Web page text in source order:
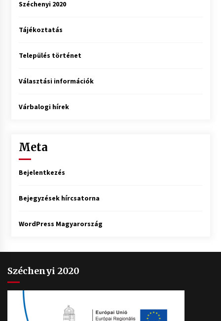
Széchenyi 2020
Tájékoztatás
Település történet
Választási információk
Várbalogi hírek
Meta
Bejelentkezés
Bejegyzések hírcsatorna
WordPress Magyarország
Széchenyi 2020